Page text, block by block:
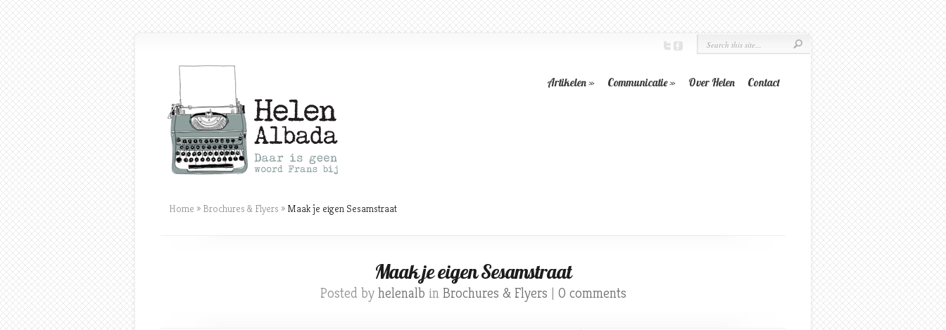
Artikelen» Communicatie» Over Helen Contact
Home » Brochures & Flyers » Maak je eigen Sesamstraat
Maak je eigen Sesamstraat
Posted by helenalb in Brochures & Flyers | 0 comments